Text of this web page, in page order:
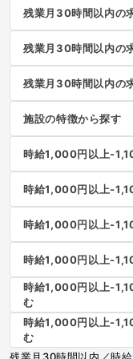
残業月30時間以内の
残業月30時間以内の
残業月30時間以内の
施設の特徴から探す
時給1,000円以上-
時給1,000円以上-
時給1,000円以上-
時給1,000円以上-
時給1,000円以上-
む
時給1,000円以上-
む